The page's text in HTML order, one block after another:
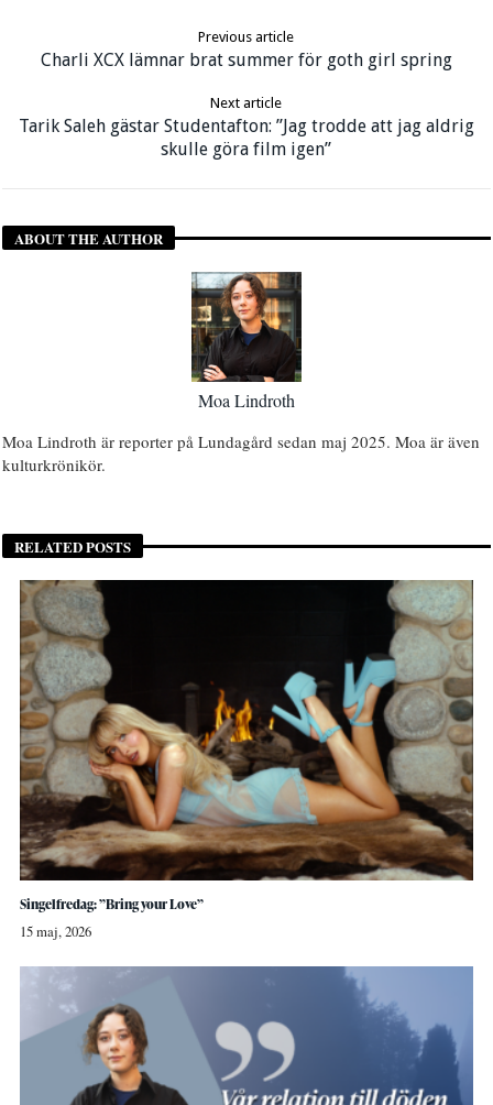
Previous article
Charli XCX lämnar brat summer för goth girl spring
Next article
Tarik Saleh gästar Studentafton: ”Jag trodde att jag aldrig
skulle göra film igen”
ABOUT THE AUTHOR
Moa Lindroth
Moa Lindroth är reporter på Lundagård sedan maj 2025. Moa är även
kulturkrönikör.
RELATED POSTS
Singelfredag: ”Bring your Love”
15 maj, 2026